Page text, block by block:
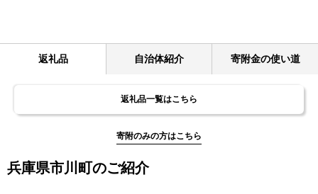
返礼品 自治体紹介 寄附金の使い道
返礼品一覧はこちら
寄附のみの方はこちら
兵庫県市川町のご紹介